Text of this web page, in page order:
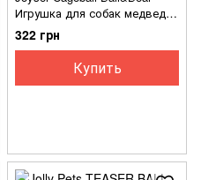
Игрушка для собак медведь
в клетке
322 грн
Купить